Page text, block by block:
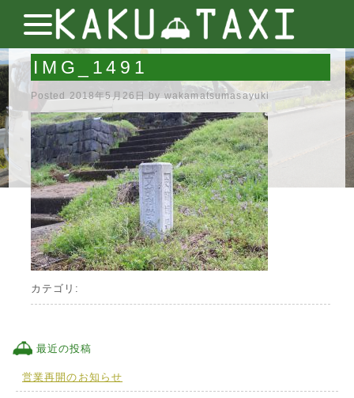
IMG_1491
Posted 2018年5月26日 by wakamatsumasayuki
カテゴリ:
最近の投稿
営業再開のお知らせ